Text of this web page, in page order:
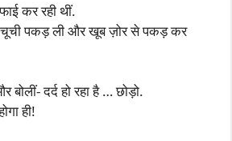
कर रही थीं.
पकड़ ली और खूब ज़ोर से पकड़ कर
दर्द हो रहा है … छोड़ो.
ही!